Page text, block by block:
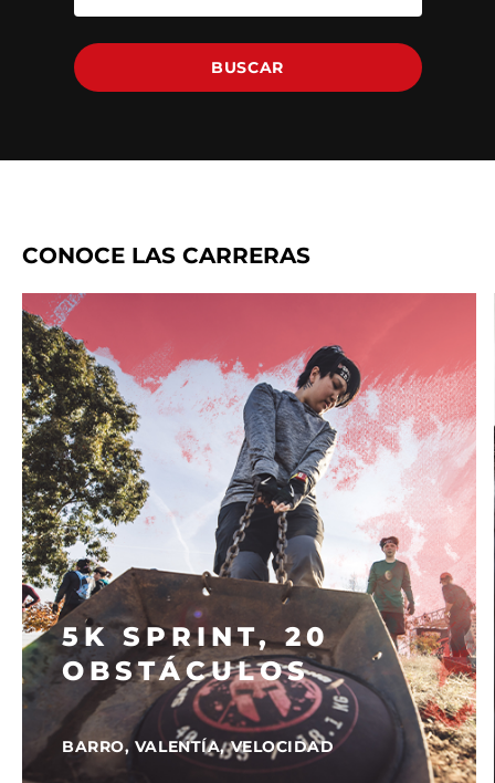
BUSCAR
CONOCE LAS CARRERAS
5K SPRINT, 20
OBSTÁCULOS
BARRO, VALENTÍA, VELOCIDAD